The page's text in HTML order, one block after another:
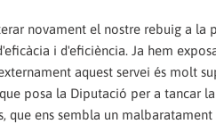
novament el nostre rebuig a la
i d'eficiència. Ja hem
aquest servei és molt
posa la Diputació per a tancar
que ens sembla un